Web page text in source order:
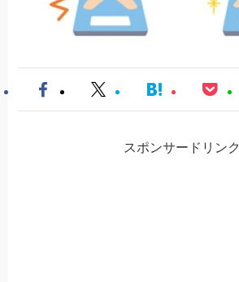
スポンサードリンク